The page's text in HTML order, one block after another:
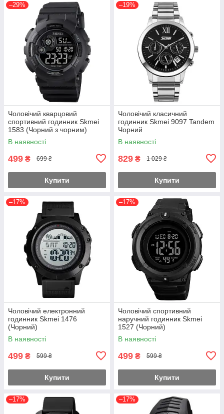
–29%
Чоловічий кварцовий
спортивний годинник Skmei
1583 (Чорний з чорним)
В наявності
499 ₴ 699 ₴
Купити
–19%
Чоловічий класичний
годинник Skmei 9097 Tandem
Чорний
В наявності
829 ₴ 1 029 ₴
Купити
–17%
Чоловічий електронний
годинник Skmei 1476
(Чорний)
В наявності
499 ₴ 599 ₴
Купити
–17%
Чоловічий спортивний
наручний годинник Skmei
1527 (Чорний)
В наявності
499 ₴ 599 ₴
Купити
–17% –17%